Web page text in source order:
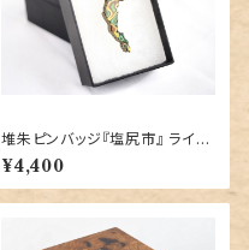
堆朱ピンバッジ『塩尻市』 ライト
グリーン 竹内桜咲子 作
¥4,400